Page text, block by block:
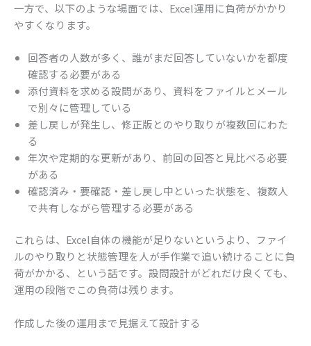
一方で、以下のような場面では、Excel運用に負荷がかかり
やすくなります。
回答者の人数が多く、誰がまだ回答していないかを都度
確認する必要がある
添付資料を求める設問があり、資料をファイルとメール
で別々に管理している
差し戻しが発生し、修正版とのやり取りが複数回にわた
る
年次や定期的な更新があり、前回の回答と見比べる必要
がある
確認済み・要確認・差し戻し中といった状態を、複数人
で共有しながら管理する必要がある
これらは、Excel自体の機能が足りないというより、ファイ
ルのやり取りと状態管理を人が手作業で追い続けることに負
荷がかかる、という話です。設問設計がどれだけ良くても、
運用の段階でこの負荷は残ります。
作成した後の運用まで見据えて設計する